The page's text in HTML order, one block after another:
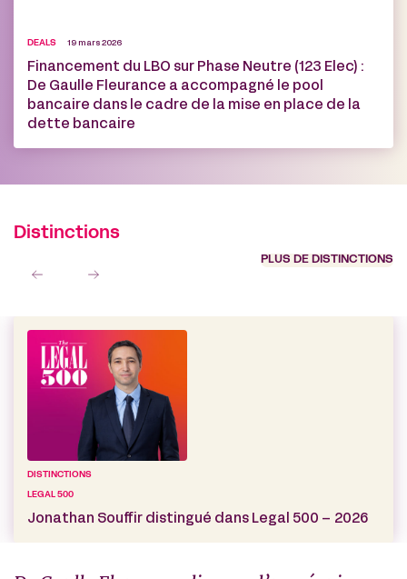
DEALS 19 mars 2026
Financement du LBO sur Phase Neutre (123 Elec) :
De Gaulle Fleurance a accompagné le pool
bancaire dans le cadre de la mise en place de la
dette bancaire
Distinctions
PLUS DE DISTINCTIONS
DISTINCTIONS
LEGAL 500
Jonathan Souffir distingué dans Legal 500 – 2026